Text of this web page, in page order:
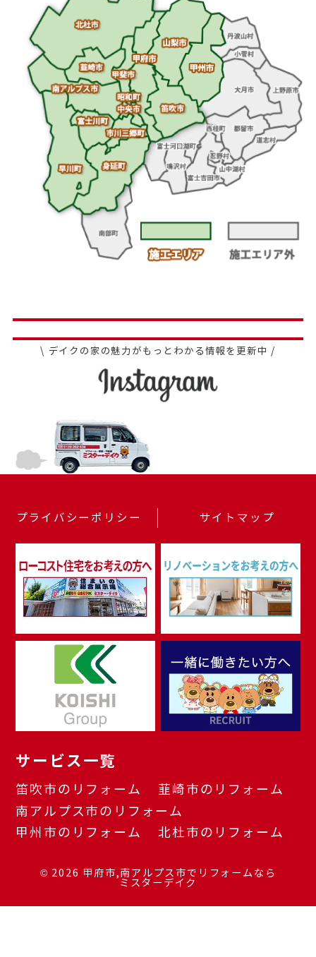
\ デイクの家の魅力がもっとわかる情報を更新中 /
プライバシーポリシー サイトマップ
サービス一覧
笛吹市のリフォーム
韮崎市のリフォーム
南アルプス市のリフォーム
甲州市のリフォーム
北杜市のリフォーム
© 2026 甲府市,南アルプス市でリフォームなら
ミスターデイク